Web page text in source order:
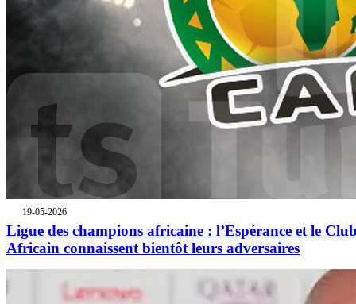
19-05-2026
Ligue des champions africaine : l’Espérance et le
Africain connaissent bientôt leurs adversaires